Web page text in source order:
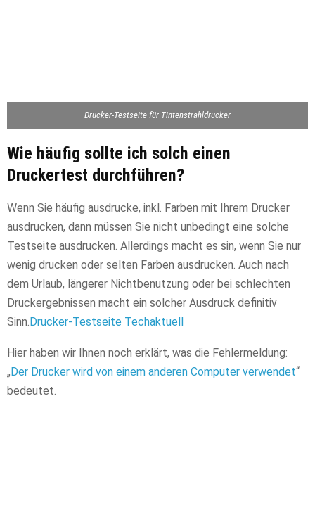
Drucker-Testseite für Tintenstrahldrucker
Wie häufig sollte ich solch einen
Druckertest durchführen?
Wenn Sie häufig ausdrucke, inkl. Farben mit Ihrem Drucker
ausdrucken, dann müssen Sie nicht unbedingt eine solche
Testseite ausdrucken. Allerdings macht es sin, wenn Sie nur
wenig drucken oder selten Farben ausdrucken. Auch nach
dem Urlaub, längerer Nichtbenutzung oder bei schlechten
Druckergebnissen macht ein solcher Ausdruck definitiv
Sinn. Drucker-Testseite Techaktuell
Hier haben wir Ihnen noch erklärt, was die Fehlermeldung:
„ Der Drucker wird von einem anderen Computer verwendet“
bedeutet.